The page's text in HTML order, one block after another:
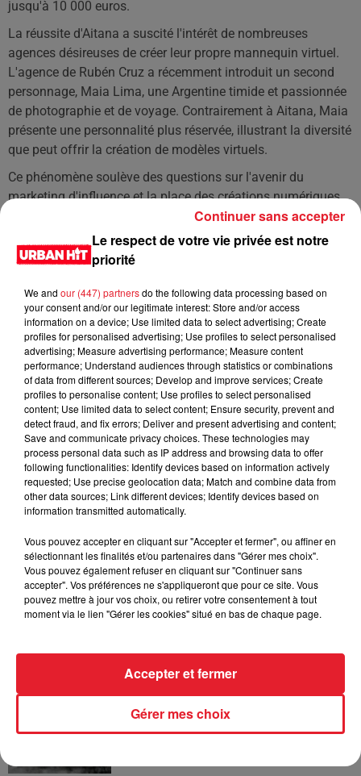
jusqu'à 10 000 euros.
La réussite d'Aitana a suscité l'intérêt de nombreuses
agences désireuses de créer leur propre mannequin virtuel.
L'agence de Rubén Cruz a récemment introduit un second
personnage, Maia Lima, une Argentine timide et passionnée
de photographie et de voyage. Contrairement à Aitana, Maia
présente une personnalité plus réservée, illustrant la diversité
que peut offrir la création de modèles virtuels.
Ce phénomène soulève des questions sur l'avenir du
marketing d'influence et la place des créations numériques
dans l'industrie de la mode et de la publicité. Alors que les
avatars virtuels deviennent de plus en plus réalistes et
populaires, ils pourraient bien redéfinir les normes de la
LES DERNIÈRES NEWS Voir plus
Jay-Z se bat contre la grand-mère
d'un homme prétendant être son fils
Cassie met fin à une ex-escorte
masculine dans sa bataille...
Des vitres tombent de la tour
Montparnasse : des désaccords
entre...
Incendies en Gironde : encore
plusieurs semaines avant
l'extinction...
Le respect de votre vie privée est notre
priorité
We and our (447) partnersdo the following data processing based on
your consent and/or our legitimate interest: Store and/or access
information on a device; Use limited data to select advertising; Create
profiles for personalised advertising; Use profiles to select personalised
advertising; Measure advertising performance; Measure content
performance; Understand audiences through statistics or combinations
of data from different sources; Develop and improve services; Create
profiles to personalise content; Use profiles to select personalised
content; Use limited data to select content; Ensure security, prevent and
detect fraud, and fix errors; Deliver and present advertising and content;
Save and communicate privacy choices. These technologies may
process personal data such as IP address and browsing data to offer
following functionalities: Identify devices based on information actively
requested; Use precise geolocation data; Match and combine data from
other data sources; Link different devices; Identify devices based on
information transmitted automatically.
Vous pouvez accepter en cliquant sur "Accepter et fermer", ou affiner en
sélectionnant les finalités et/ou partenaires dans "Gérer mes choix".
Vous pouvez également refuser en cliquant sur "Continuer sans
accepter". Vos préférences ne s'appliqueront que pour ce site. Vous
pouvez mettre à jour vos choix, ou retirer votre consentement à tout
moment via le lien "Gérer les cookies" situé en bas de chaque page.
Gérer mes choix
Accepter et fermer
Continuer sans accepter